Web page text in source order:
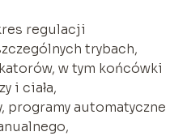
regulacji
trybach,
w tym końcówki
i ciała,
programy automatyczne